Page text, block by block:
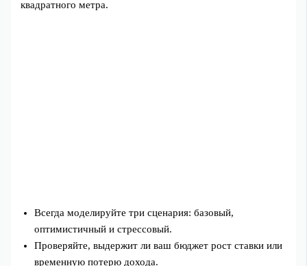
квадратного метра.
Всегда моделируйте три сценария: базовый,
оптимистичный и стрессовый.
Проверяйте, выдержит ли ваш бюджет рост ставки или
временную потерю дохода.